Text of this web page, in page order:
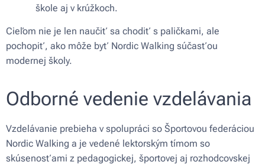
škole aj v krúžkoch.
Cieľom nie je len naučiť sa chodiť s paličkami, ale
pochopiť, ako môže byť Nordic Walking súčasťou
modernej školy.
Odborné vedenie vzdelávania
Vzdelávanie prebieha v spolupráci so Športovou federáciou
Nordic Walking a je vedené lektorským tímom so
skúsenosťami z pedagogickej, športovej aj rozhodcovskej